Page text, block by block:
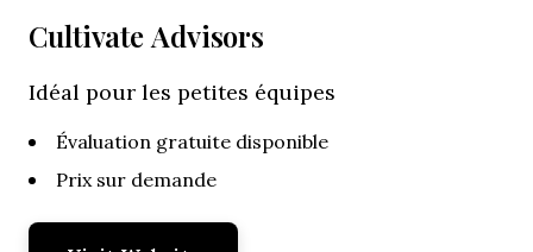
Cultivate Advisors
Idéal pour les petites équipes
Évaluation gratuite disponible
Prix sur demande